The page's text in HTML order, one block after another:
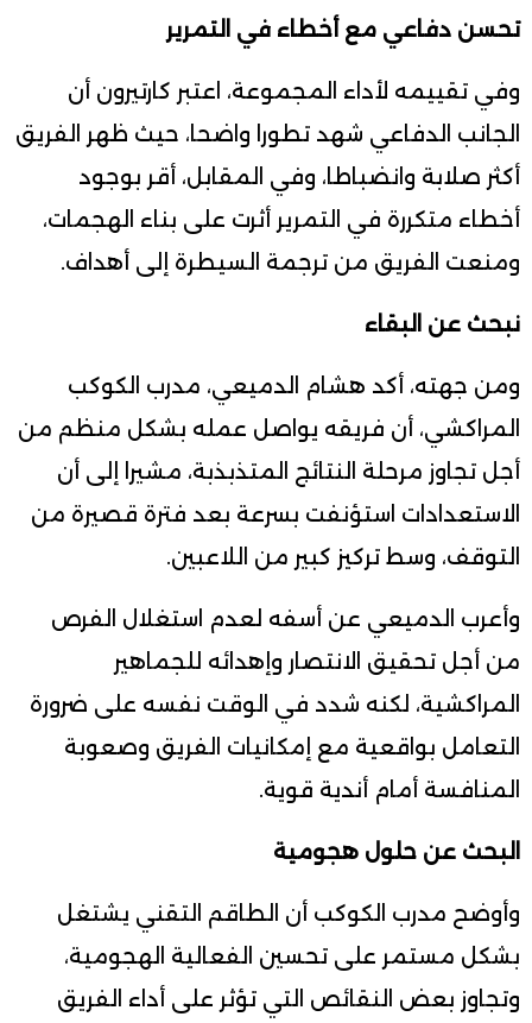
تحسن دفاعي مع أخطاء في التمرير
وفي تقييمه لأداء المجموعة، اعتبر كارتيرون أن
الجانب الدفاعي شهد تطورا واضحا، حيث ظهر الفريق
أكثر صلابة وانضباطا، وفي المقابل، أقر بوجود
أخطاء متكررة في التمرير أثرت على بناء الهجمات،
ومنعت الفريق من ترجمة السيطرة إلى أهداف.
نبحث عن البقاء
ومن جهته، أكد هشام الدميعي، مدرب الكوكب
المراكشي، أن فريقه يواصل عمله بشكل منظم من
أجل تجاوز مرحلة النتائج المتذبذبة، مشيرا إلى أن
الاستعدادات استؤنفت بسرعة بعد فترة قصيرة من
التوقف، وسط تركيز كبير من اللاعبين.
وأعرب الدميعي عن أسفه لعدم استغلال الفرص
من أجل تحقيق الانتصار وإهدائه للجماهير
المراكشية، لكنه شدد في الوقت نفسه على ضرورة
التعامل بواقعية مع إمكانيات الفريق وصعوبة
المنافسة أمام أندية قوية.
البحث عن حلول هجومية
وأوضح مدرب الكوكب أن الطاقم التقني يشتغل
بشكل مستمر على تحسين الفعالية الهجومية،
وتجاوز بعض النقائص التي تؤثر على أداء الفريق